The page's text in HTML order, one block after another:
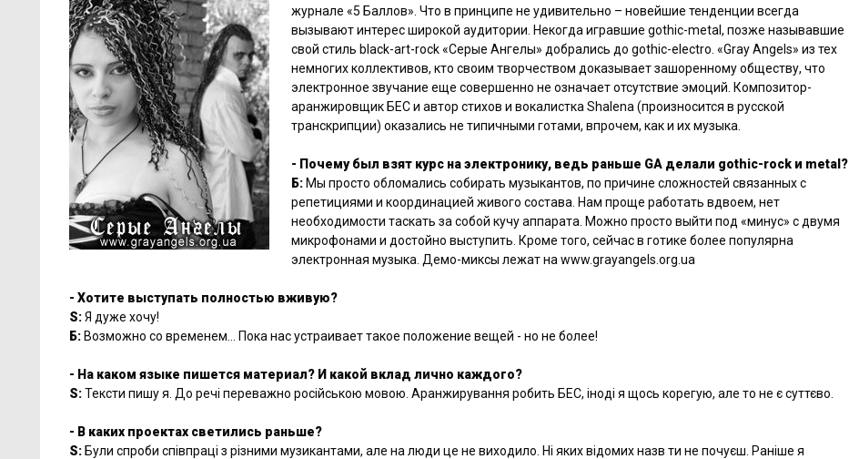
журнале «5 Баллов». Что в принципе не удивительно – новейшие тенденции всегда
вызывают интерес широкой аудитории. Некогда игравшие gothic-metal, позже называвшие
свой стиль black-art-rock «Серые Ангелы» добрались до gothic-electro. «Gray Angels» из тех
немногих коллективов, кто своим творчеством доказывает зашоренному обществу, что
электронное звучание еще совершенно не означает отсутствие эмоций. Композитор-
аранжировщик БЕС и автор стихов и вокалистка Shalena (произносится в русской
транскрипции) оказались не типичными готами, впрочем, как и их музыка.
- Почему был взят курс на электронику, ведь раньше GA делали gothic-rock и metal?
Б: Мы просто обломались собирать музыкантов, по причине сложностей связанных с
репетициями и координацией живого состава. Нам проще работать вдвоем, нет
необходимости таскать за собой кучу аппарата. Можно просто выйти под «минус» с двумя
микрофонами и достойно выступить. Кроме того, сейчас в готике более популярна
электронная музыка. Демо-миксы лежат на www.grayangels.org.ua
- Хотите выступать полностью вживую?
S:Я дуже хочу!
Б: Возможно со временем… Пока нас устраивает такое положение вещей - но не более!
- На каком языке пишется материал? И какой вклад лично каждого?
S:Тексти пишу я. До речі переважно російською мовою. Аранжирування робить БЕС, іноді я щось корегую, але то не є суттєво.
- В каких проектах светились раньше?
S: Були спроби співпраці з різними музикантами, але на люди це не виходило. Ні яких відомих назв ти не почуєш. Раніше я